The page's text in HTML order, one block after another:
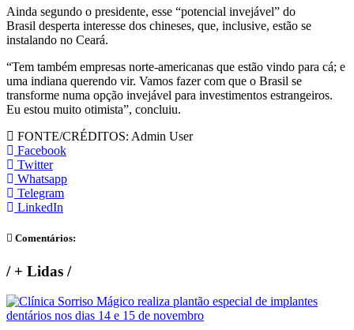
Ainda segundo o presidente, esse “potencial invejável” do
Brasil desperta interesse dos chineses, que, inclusive, estão se
instalando no Ceará.
“Tem também empresas norte-americanas que estão vindo para cá; e
uma indiana querendo vir. Vamos fazer com que o Brasil se
transforme numa opção invejável para investimentos estrangeiros.
Eu estou muito otimista”, concluiu.
FONTE/CRÉDITOS: Admin User
Facebook
Twitter
Whatsapp
Telegram
LinkedIn
Comentários:
/+ Lidas /